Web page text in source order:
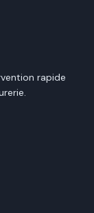
rapide